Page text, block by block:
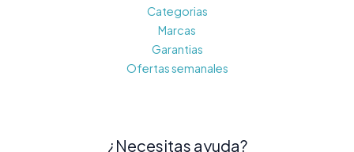
Categorias
Marcas
Garantias
Ofertas semanales
¿Necesitas ayuda?